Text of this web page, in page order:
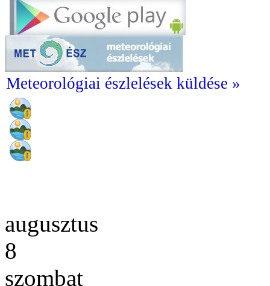
Meteorológiai észlelések küldése »
augusztus
8
szombat